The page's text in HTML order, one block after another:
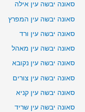
סאונה יבשה עין אילה
סאונה יבשה עין המפרץ
סאונה יבשה עין ורד
סאונה יבשה עין מאהל
סאונה יבשה עין נקובא
סאונה יבשה עין צורים
סאונה יבשה עין קניא
סאונה יבשה עין שריד